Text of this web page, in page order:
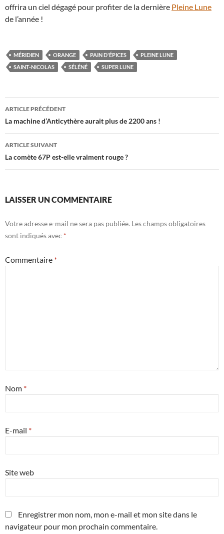
offrira un ciel dégagé pour profiter de la dernière Pleine Lune
de l’année !
MÉRIDIEN ORANGE PAIN D'ÉPICES
PLEINE LUNE
SAINT-NICOLAS
SÉLÉNÉ SUPER LUNE
Navigation
des
articles
ARTICLE PRÉCÉDENT
La machine d’Anticythère aurait plus de 2200 ans !
ARTICLE SUIVANT
La comète 67P est-elle vraiment rouge ?
LAISSER UN COMMENTAIRE
Votre adresse e-mail ne sera pas publiée. Les champs obligatoires
sont indiqués avec *
Commentaire *
Nom *
E-mail *
Site web
Enregistrer mon nom, mon e-mail et mon site dans le
navigateur pour mon prochain commentaire.